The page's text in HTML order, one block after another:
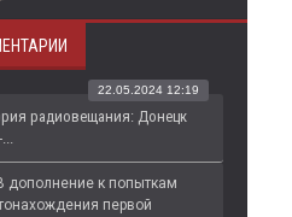
радиовещания: Донецк
...
22.05.2024 12:19
В дополнение к попыткам
первой